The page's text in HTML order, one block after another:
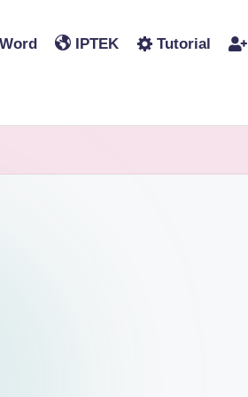
IPTEK Tutorial